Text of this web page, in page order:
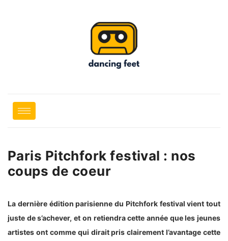
Paris Pitchfork festival : nos
coups de coeur
La dernière édition parisienne du Pitchfork festival vient tout
juste de s’achever, et on retiendra cette année que les jeunes
artistes ont comme qui dirait pris clairement l’avantage cette